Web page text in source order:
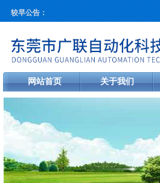
较早公告：
网站首页 关于我们